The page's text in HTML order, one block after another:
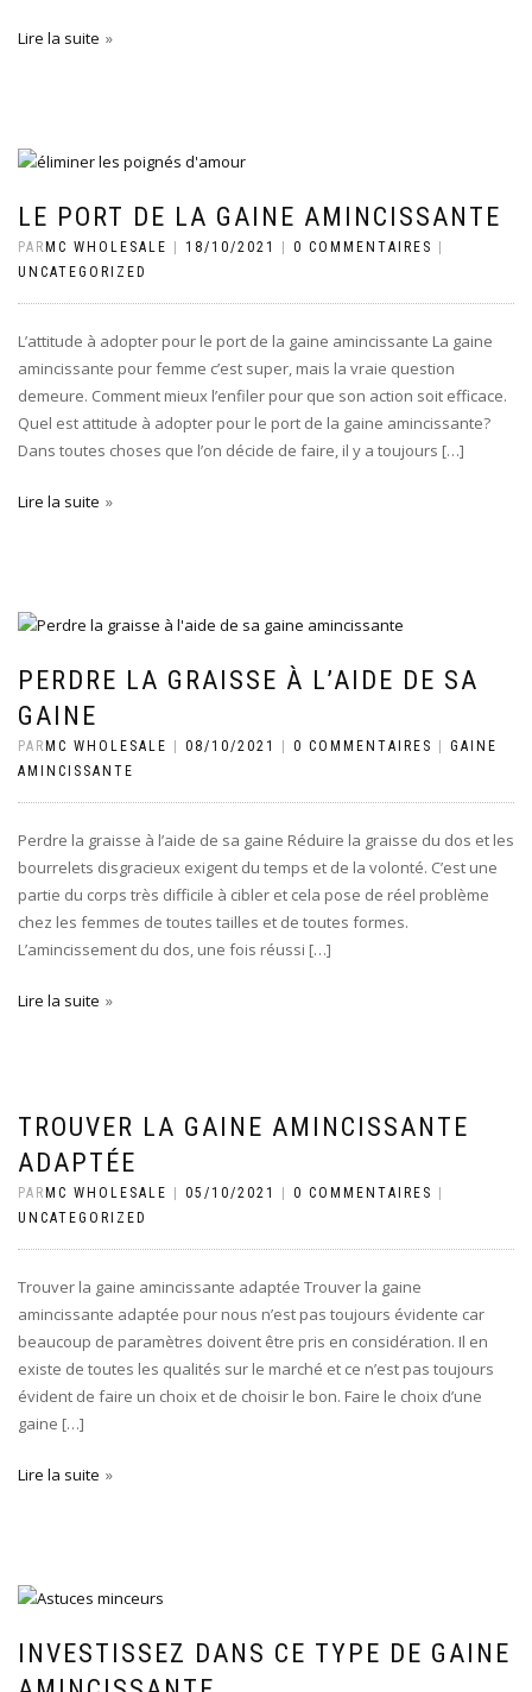
Lire la suite
LE PORT DE LA GAINE AMINCISSANTE
PAR MC WHOLESALE 18/10/2021 0 COMMENTAIRES
UNCATEGORIZED
L’attitude à adopter pour le port de la gaine amincissante La gaine
amincissante pour femme c’est super, mais la vraie question
demeure. Comment mieux l’enfiler pour que son action soit efficace.
Quel est attitude à adopter pour le port de la gaine amincissante?
Dans toutes choses que l’on décide de faire, il y a toujours […]
Lire la suite
PERDRE LA GRAISSE À L’AIDE DE SA
GAINE
PAR MC WHOLESALE 08/10/2021 0 COMMENTAIRES
GAINE
AMINCISSANTE
Perdre la graisse à l’aide de sa gaine Réduire la graisse du dos et les
bourrelets disgracieux exigent du temps et de la volonté. C’est une
partie du corps très difficile à cibler et cela pose de réel problème
chez les femmes de toutes tailles et de toutes formes.
L’amincissement du dos, une fois réussi […]
Lire la suite
TROUVER LA GAINE AMINCISSANTE
ADAPTÉE
PAR MC WHOLESALE 05/10/2021 0 COMMENTAIRES
UNCATEGORIZED
Trouver la gaine amincissante adaptée Trouver la gaine
amincissante adaptée pour nous n’est pas toujours évidente car
beaucoup de paramètres doivent être pris en considération. Il en
existe de toutes les qualités sur le marché et ce n’est pas toujours
évident de faire un choix et de choisir le bon. Faire le choix d’une
gaine […]
Lire la suite
INVESTISSEZ DANS CE TYPE DE GAINE